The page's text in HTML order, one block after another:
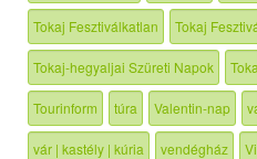
Tokaj Fesztiválkatlan Tokaj
Tokaj-hegyaljai Szüreti Napok
Tourinform túra Valentin-nap
vár | kastély | kúria vendégház